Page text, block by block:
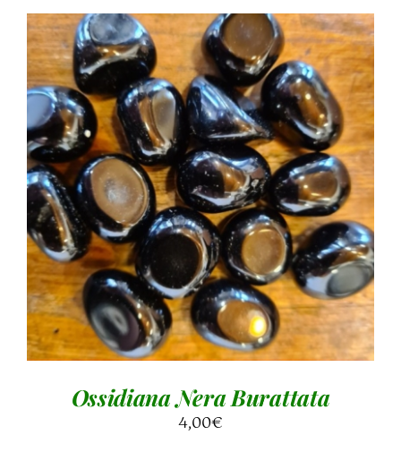
AGGIUNGI AL CARRELLO / DETTAGLI
Ossidiana Nera Burattata
4,00€